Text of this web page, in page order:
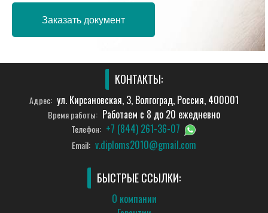
Заказать документ
КОНТАКТЫ:
Адрес: ул. Кирсановская, 3, Волгоград, Россия, 400001
Время работы: Работаем с 8 до 20 ежедневно
Телефон: +7 (844) 261-36-07
Email: v.diploms2010@gmail.com
БЫСТРЫЕ ССЫЛКИ:
О компании